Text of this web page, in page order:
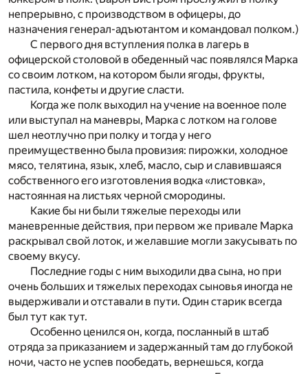
непрерывно, с производством в офицеры, до
назначения генерал-адъютантом и командовал полком.)
С первого дня вступления полка в лагерь в
офицерской столовой в обеденный час появлялся Марка
со своим лотком, на котором были ягоды, фрукты,
пастила, конфеты и другие сласти.
Когда же полк выходил на учение на военное поле
или выступал на маневры, Марка с лотком на голове
шел неотлучно при полку и тогда у него
преимущественно была провизия: пирожки, холодное
мясо, телятина, язык, хлеб, масло, сыр и славившаяся
собственного его изготовления водка «листовка»,
настоянная на листьях черной смородины.
Какие бы ни были тяжелые переходы или
маневренные действия, при первом же привале Марка
раскрывал свой лоток, и желавшие могли закусывать по
своему вкусу.
Последние годы с ним выходили два сына, но при
очень больших и тяжелых переходах сыновья иногда не
выдерживали и отставали в пути. Один старик всегда
был тут как тут.
Особенно ценился он, когда, посланный в штаб
отряда за приказанием и задержанный там до глубокой
ночи, часто не успев пообедать, вернешься, когда